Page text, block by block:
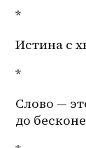
*
Истина с
*
Слово —
до